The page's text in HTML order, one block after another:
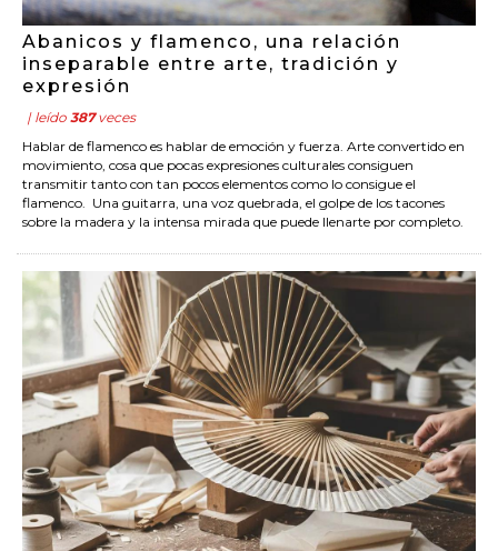
Abanicos y flamenco, una relación
inseparable entre arte, tradición y
expresión
| leído 387veces
Hablar de flamenco es hablar de emoción y fuerza. Arte convertido en
movimiento, cosa que pocas expresiones culturales consiguen
transmitir tanto con tan pocos elementos como lo consigue el
flamenco. Una guitarra, una voz quebrada, el golpe de los tacones
sobre la madera y la intensa mirada que puede llenarte por completo.